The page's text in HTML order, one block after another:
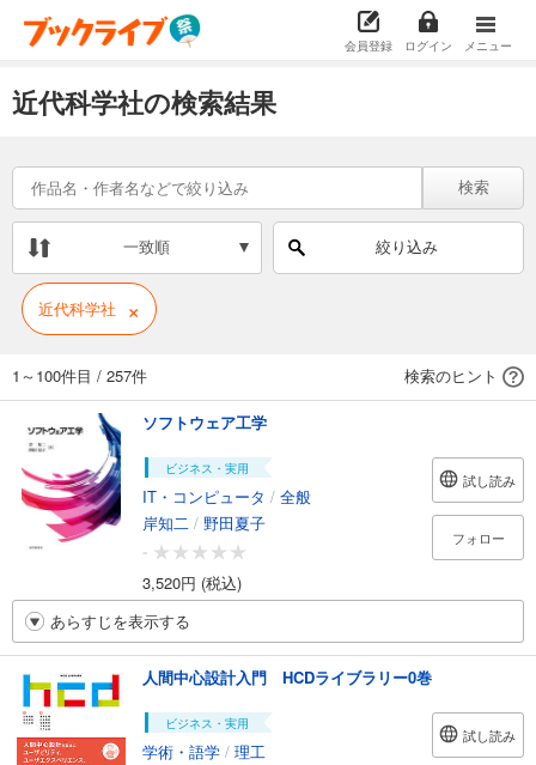
会員登録 ログイン メニュー
近代科学社の検索結果
検索
一致順 絞り込み
近代科学社 ×
1～100件目 / 257件 検索のヒント
ソフトウェア工学
ビジネス・実用
IT・コンピュータ / 全般
岸知二 / 野田夏子
-
3,520円 (税込)
試し読み
フォロー
あらすじを表示する
人間中心設計入門 HCDライブラリー0巻
ビジネス・実用
学術・語学 / 理工
試し読み